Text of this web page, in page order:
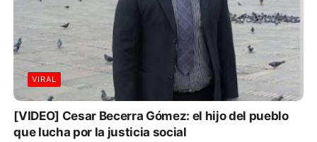
VIRAL
[VIDEO] Cesar Becerra Gómez: el hijo del pueblo
que lucha por la justicia social